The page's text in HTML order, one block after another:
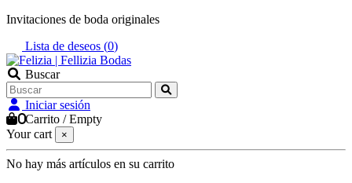
Invitaciones de boda originales
Lista de deseos (0)
Buscar
Iniciar sesión
0Carrito /Empty
Your cart
×
No hay más artículos en su carrito